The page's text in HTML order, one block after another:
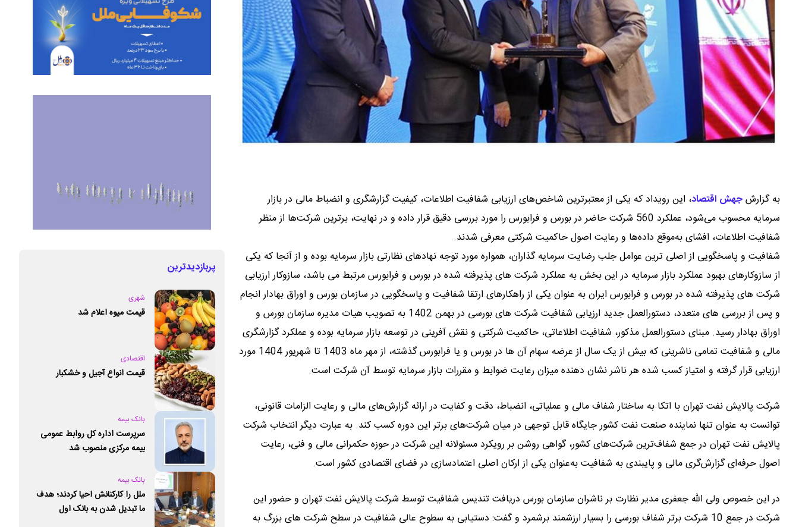
به گزارشجهش اقتصاد، این رویداد که یکی از معتبرترین شاخص‌های ارزیابی شفافیت اطلاعات، کیفیت گزارشگری و انضباط مالی در بازار
سرمایه محسوب می‌شود، عملکرد 560 شرکت حاضر در بورس و فرابورس را مورد بررسی دقیق قرار داده و در نهایت، برترین شرکت‌ها از منظر
شفافیت اطلاعات، افشای به‌موقع داده‌ها و رعایت اصول حاکمیت شرکتی معرفی شدند.
شفافیت و پاسخگویی از اصلی ترین عوامل جلب رضایت سرمایه گذاران، همواره مورد توجه نهادهای نظارتی بازار سرمایه بوده و از آنجا که یکی
از سازوکارهای بهبود عملکرد بازار سرمایه در این بخش به عملکرد شرکت های پذیرفته شده در بورس و فرابورس مرتبط می باشد، سازوکار ارزیابی
شرکت های پذیرفته شده در بورس و فرابورس ایران به عنوان یکی از راهکارهای ارتقا شفافیت و پاسخگویی در سازمان بورس و اوراق بهادار انجام
و پس از بررسی های متعدد، دستورالعمل جدید ارزیابی شفافیت شرکت های بورسی در بهمن 1402 به تصویب هیات مدیره سازمان بورس و
اوراق بهادار رسید. مبنای دستورالعمل مذکور، شفافیت اطلاعاتی، حاکمیت شرکتی و نقش آفرینی در توسعه بازار سرمایه بوده و عملکرد گزارشگری
مالی و شفافیت تمامی ناشرینی که بیش از یک سال از عرضه سهام آن ها در بورس و یا فرابورس گذشته، از مهر ماه 1403 تا شهریور 1404 مورد
ارزیابی قرار گرفته و امتیاز کسب شده هر ناشر نشان دهنده میزان رعایت ضوابط و مقررات بازار سرمایه توسط آن شرکت است.
شرکت پالایش نفت تهران با اتکا به ساختار شفاف مالی و عملیاتی، انضباط، دقت و کفایت در ارائه گزارش‌های مالی و رعایت الزامات قانونی،
توانست به عنوان تنها نماینده صنعت نفت کشور جایگاه قابل توجهی در میان شرکت‌های برتر این دوره کسب کند. به عبارت دیگر انتخاب شرکت
پالایش نفت تهران در جمع شفاف‌ترین شرکت‌های کشور، گواهی روشن بر رویکرد مسئولانه این شرکت در حوزه حکمرانی مالی و فنی، رعایت
اصول حرفه‌ای گزارش‌گری مالی و پایبندی به شفافیت به‌عنوان یکی از ارکان اصلی اعتمادسازی در فضای اقتصادی کشور است.
در این خصوص ولی الله جعفری مدیر نظارت بر ناشران سازمان بورس دریافت تندیس شفافیت توسط شرکت پالایش نفت تهران و حضور این
شرکت در جمع 10 شرکت برتر شفاف بورسی را بسیار ارزشمند برشمرد و گفت: دستیابی به سطوح عالی شفافیت در سطح شرکت های بزرگ به
پربازدیدترین
شهری
قیمت میوه اعلام شد
اقتصادی
قیمت انواع آجیل و خشکبار
بانک بیمه
سرپرست اداره کل روابط عمومی
بیمه مرکزی منصوب شد
بانک بیمه
ملل را کارکنانش احیا کردند؛ هدف
ما تبدیل شدن به بانک اول